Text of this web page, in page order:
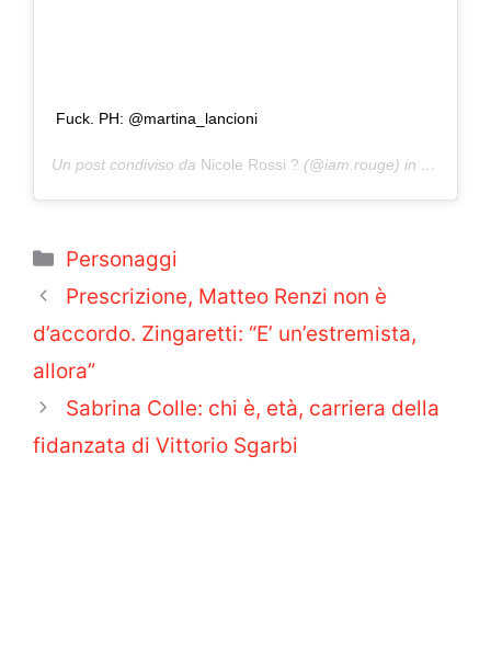
Fuck. PH: @martina_lancioni
Un post condiviso da Nicole Rossi ? (@iam.rouge) in data:
Categorie
Personaggi
Prescrizione, Matteo Renzi non è
d’accordo. Zingaretti: “E’ un’estremista,
allora”
Sabrina Colle: chi è, età, carriera della
fidanzata di Vittorio Sgarbi